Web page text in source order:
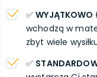
✅WYJĄTKOWO
wchodzą w
zbyt wiele
✅